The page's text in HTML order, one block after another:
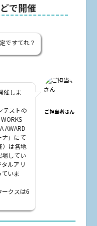
で開催
ですてれ？
催しま
テストの
AWARD
」にて
）は各地
場してい
ルアリ
いま
クスは6
ご担当者さん